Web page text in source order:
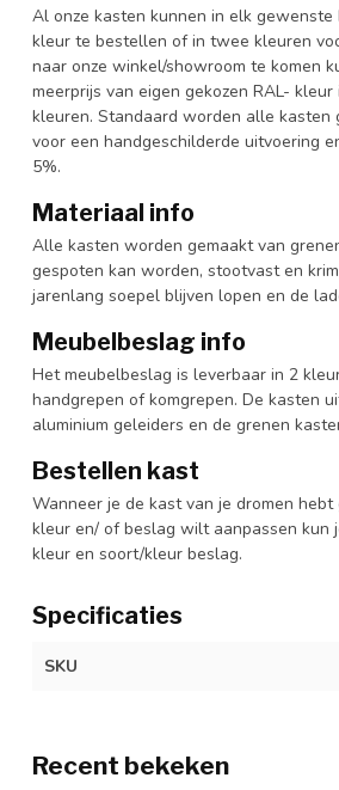
Al onze kasten kunnen in elk
kleur te bestellen of in twee kleuren
naar onze winkel/showroom te komen
meerprijs van eigen gekozen RAL-
kleuren. Standaard worden alle kasten
voor een handgeschilderde uitvoering
5%.
Materiaal info
Alle kasten worden gemaakt van
gespoten kan worden, stootvast en
jarenlang soepel blijven lopen en de
Meubelbeslag info
Het meubelbeslag is leverbaar in 2
handgrepen of komgrepen. De kasten
aluminium geleiders en de grenen
Bestellen kast
Wanneer je de kast van je dromen
kleur en/ of beslag wilt aanpassen kun
kleur en soort/kleur beslag.
Specificaties
SKU
Recent bekeken